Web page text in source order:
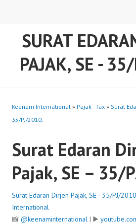
SURAT
PAJAK, SE -
Keenam International » Pajak - Tax » Surat
35/PJ/2010,
Surat Edaran
Pajak, SE – 35/
Surat Edaran Dirjen Pajak, SE - 35/PJ/
International
📸 @keenaminternational | ▶️